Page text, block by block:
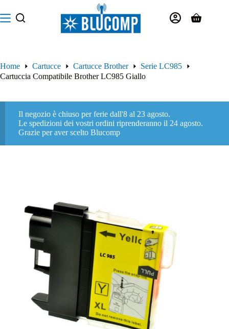
al
contenuto
Carrello
Home Cartucce Cartucce Brother
Serie LC985
Cartuccia Compatibile Brother LC985 Giallo
Il negozio è chiuso per ferie dall'8 al 23 agosto.
Le spedizioni dei vostri ordini riprenderanno il 24 agosto.
Grazie per aver scelto Blucomp